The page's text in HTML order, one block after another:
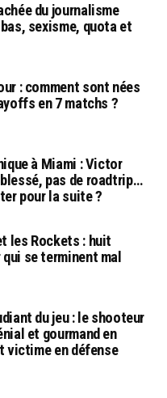
du journalisme
sexisme, quota et
: comment sont nées
en 7 matchs ?
à Miami : Victor
pas de roadtrip…
pour la suite ?
les Rockets : huit
qui se terminent mal
du jeu : le shooteur
et gourmand en
victime en défense